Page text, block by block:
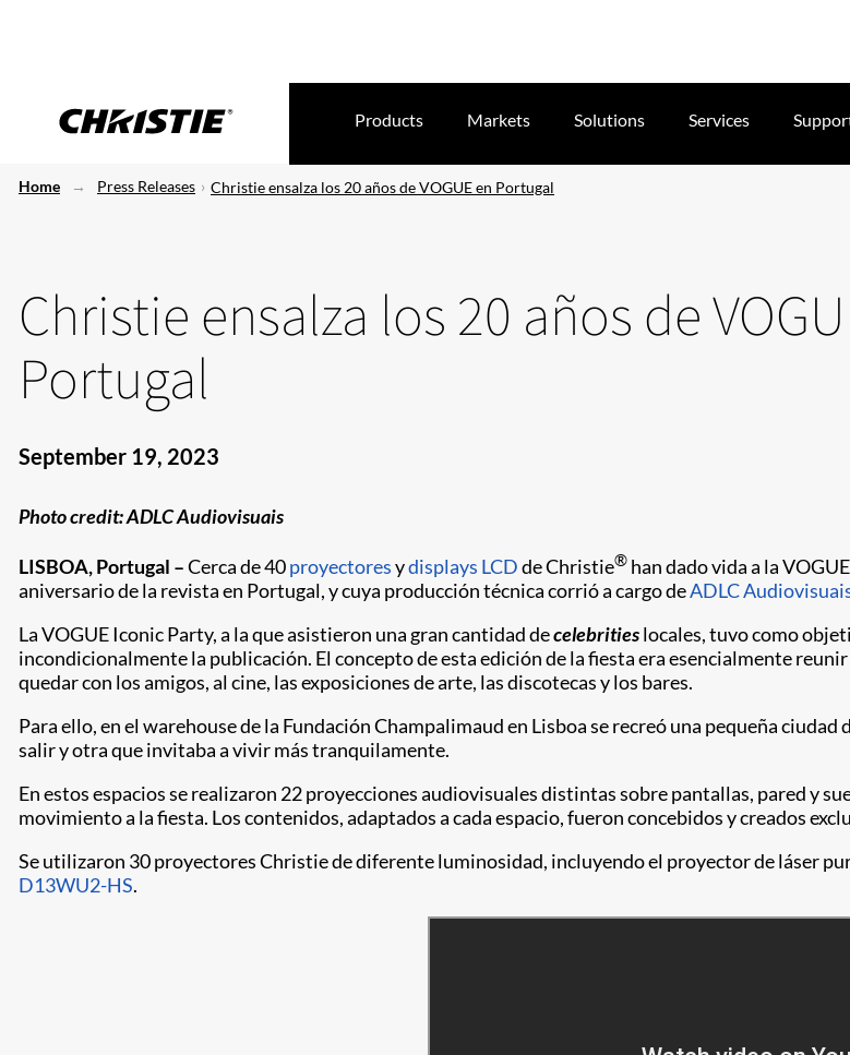
Products Markets Solutions Services
Home Press Releases Christie ensalza los 20 años de VOGUE en Portugal
Christie ensalza los 20 años de
Portugal
September 19, 2023
Photo credit: ADLC Audiovisuais
LISBOA, Portugal –Cerca de 40proyectoresydisplays LCDde Christie® han dado vida a la
aniversario de la revista en Portugal, y cuya producción técnica corrió a cargo deADLC
La VOGUE Iconic Party, a la que asistieron una gran cantidad decelebritieslocales, tuvo como
incondicionalmente la publicación. El concepto de esta edición de la fiesta era esencialmente
quedar con los amigos, al cine, las exposiciones de arte, las discotecas y los bares.
Para ello, en el warehouse de la Fundación Champalimaud en Lisboa se recreó una pequeña
salir y otra que invitaba a vivir más tranquilamente.
En estos espacios se realizaron 22 proyecciones audiovisuales distintas sobre pantallas, pared y
movimiento a la fiesta. Los contenidos, adaptados a cada espacio, fueron concebidos y creados
Se utilizaron 30 proyectores Christie de diferente luminosidad, incluyendo el proyector de láser
D13WU2-HS.